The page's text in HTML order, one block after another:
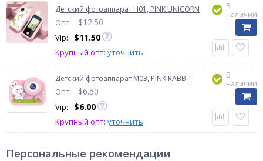
Детский фотоаппарат H01, PINK UNICORN
Опт $12.50
Vip: $11.50
Крупный опт: уточнить
В
наличии
Детский фотоаппарат M03, PINK RABBIT
Опт $6.50
Vip: $6.00
Крупный опт: уточнить
В
наличии
Персональные рекомендации